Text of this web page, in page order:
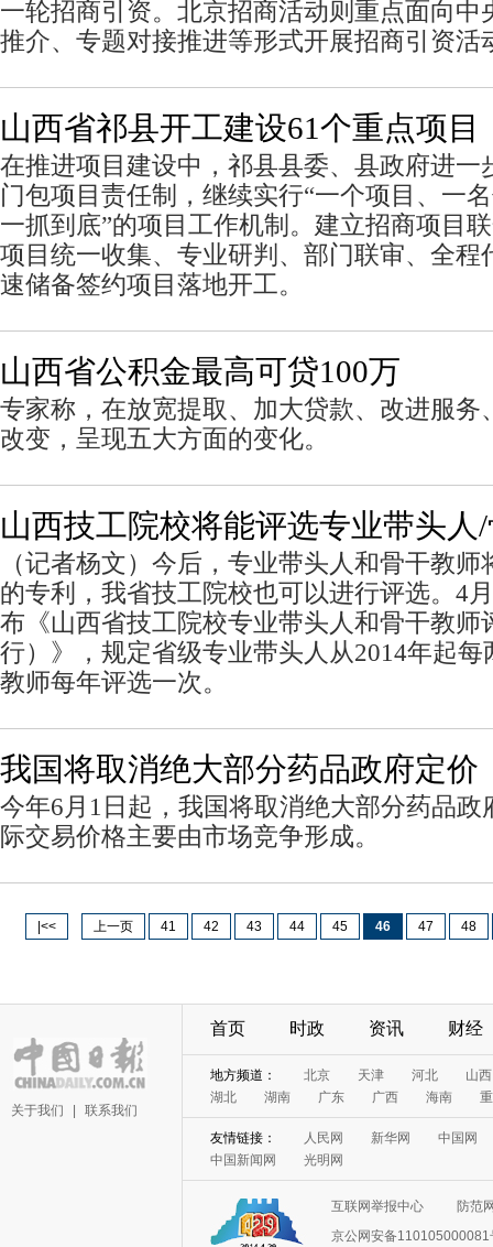
一轮招商引资。北京招商活动则重点面向中
推介、专题对接推进等形式开展招商引资活
山西省祁县开工建设61个重点项目
在推进项目建设中，祁县县委、县政府进一
门包项目责任制，继续实行“一个项目、一
一抓到底”的项目工作机制。建立招商项目
项目统一收集、专业研判、部门联审、全程
速储备签约项目落地开工。
山西省公积金最高可贷100万
专家称，在放宽提取、加大贷款、改进服务
改变，呈现五大方面的变化。
山西技工院校将能评选专业带头人
（记者杨文）今后，专业带头人和骨干教
的专利，我省技工院校也可以进行评选。4
布《山西省技工院校专业带头人和骨干教师
行）》，规定省级专业带头人从2014年起
教师每年评选一次。
我国将取消绝大部分药品政府定价
今年6月1日起，我国将取消绝大部分药品政
际交易价格主要由市场竞争形成。
|<< 上一页 41 42 43 44 45 46 47 48
关于我们 联系我们
首页 时政 资讯 财经
互联网举报中心
防范
京公网安备110105000081